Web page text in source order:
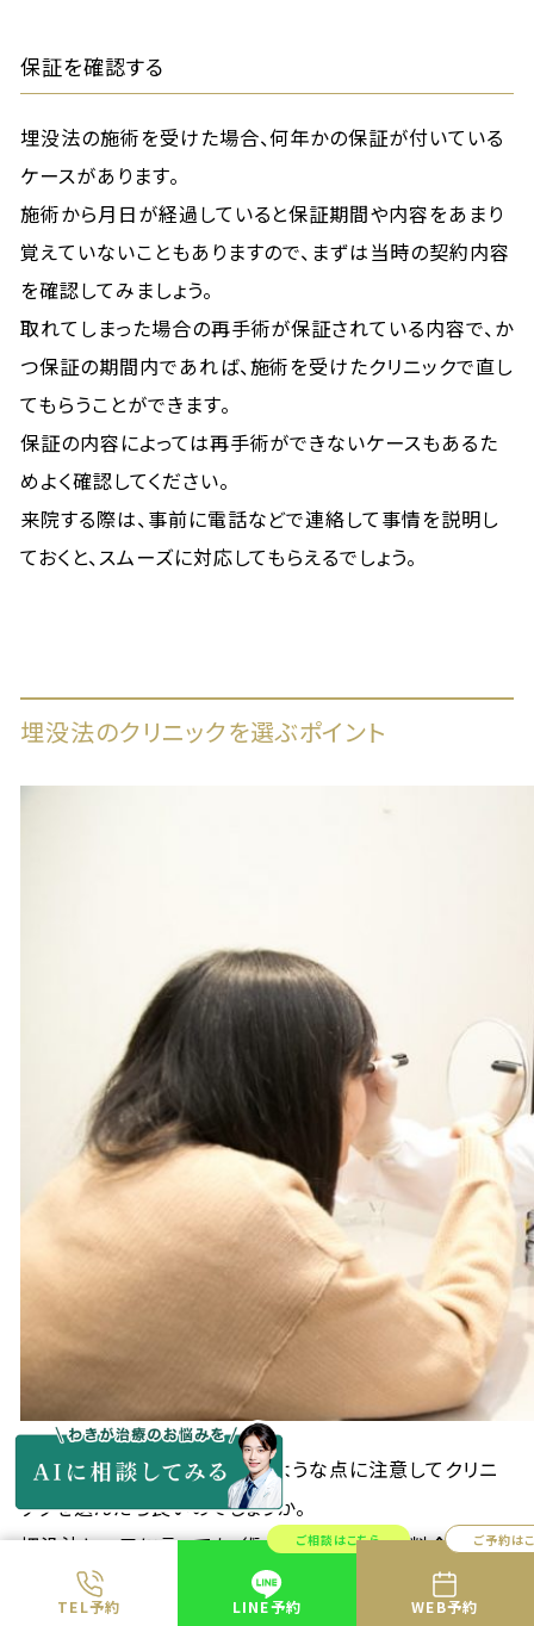
TEL予約
ご相談はこちら
LINE予約
ご予約は
WEB予約
保証を確認する
埋没法の施術を受けた場合、何年かの保証が付いている
ケースがあります。
施術から月日が経過していると保証期間や内容をあまり
覚えていないこともありますので、まずは当時の契約内容
を確認してみましょう。
取れてしまった場合の再手術が保証されている内容で、か
つ保証の期間内であれば、施術を受けたクリニックで直し
てもらうことができます。
保証の内容によっては再手術ができないケースもあるた
めよく確認してください。
来院する際は、事前に電話などで連絡して事情を説明し
ておくと、スムーズに対応してもらえるでしょう。
埋没法のクリニックを選ぶポイント
では埋没法を受ける際にどのような点に注意してクリニ
ックを選んだら良いのでしょうか。
埋没法と一口に言っても、術式や糸のかけ方、料金、保証
などクリニックによってさまざまなので悩んでしまうこと